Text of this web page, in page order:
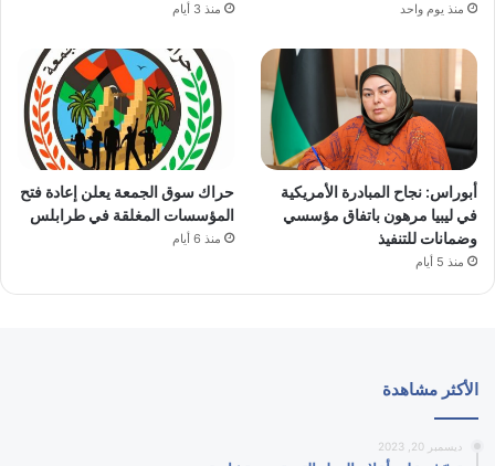
منذ يوم واحد منذ 3 أيام
أبوراس: نجاح المبادرة الأمريكية
في ليبيا مرهون باتفاق مؤسسي
وضمانات للتنفيذ
منذ 5 أيام
حراك سوق الجمعة يعلن إعادة فتح
المؤسسات المغلقة في طرابلس
منذ 6 أيام
الأكثر مشاهدة
ديسمبر 20, 2023